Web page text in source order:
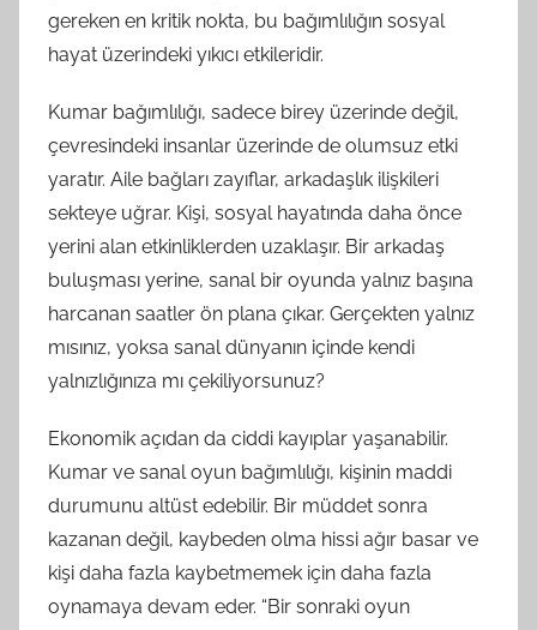
gereken en kritik nokta, bu bağımlılığın sosyal
hayat üzerindeki yıkıcı etkileridir.
Kumar bağımlılığı, sadece birey üzerinde değil,
çevresindeki insanlar üzerinde de olumsuz etki
yaratır. Aile bağları zayıflar, arkadaşlık ilişkileri
sekteye uğrar. Kişi, sosyal hayatında daha önce
yerini alan etkinliklerden uzaklaşır. Bir arkadaş
buluşması yerine, sanal bir oyunda yalnız başına
harcanan saatler ön plana çıkar. Gerçekten yalnız
mısınız, yoksa sanal dünyanın içinde kendi
yalnızlığınıza mı çekiliyorsunuz?
Ekonomik açıdan da ciddi kayıplar yaşanabilir.
Kumar ve sanal oyun bağımlılığı, kişinin maddi
durumunu altüst edebilir. Bir müddet sonra
kazanan değil, kaybeden olma hissi ağır basar ve
kişi daha fazla kaybetmemek için daha fazla
oynamaya devam eder. “Bir sonraki oyun